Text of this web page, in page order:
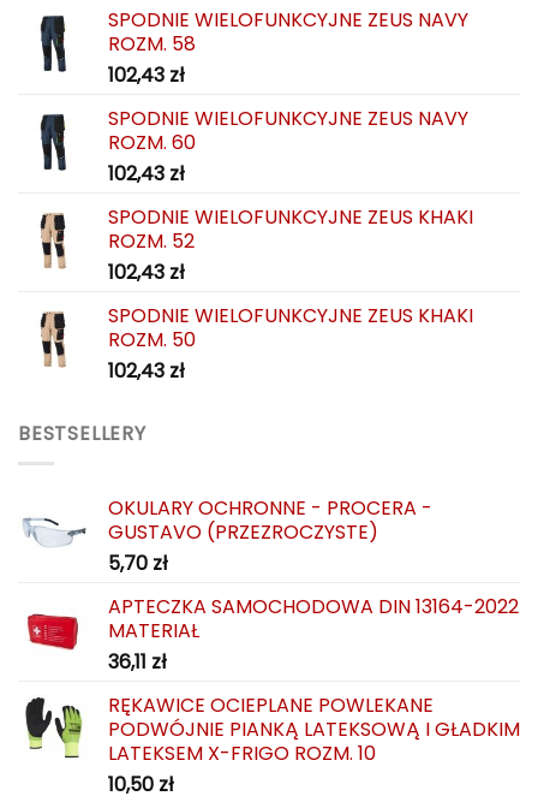
stronie
produktu
stronie
SPODNIE WIELOFUNKCYJNE ZEUS NAVY
ROZM. 58
102,43 zł
SPODNIE WIELOFUNKCYJNE ZEUS NAVY
ROZM. 60
102,43 zł
SPODNIE WIELOFUNKCYJNE ZEUS KHAKI
ROZM. 52
102,43 zł
SPODNIE WIELOFUNKCYJNE ZEUS KHAKI
ROZM. 50
102,43 zł
BESTSELLERY
OKULARY OCHRONNE - PROCERA -
GUSTAVO (PRZEZROCZYSTE)
5,70 zł
APTECZKA SAMOCHODOWA DIN 13164-2022
MATERIAŁ
36,11 zł
RĘKAWICE OCIEPLANE POWLEKANE
PODWÓJNIE PIANKĄ LATEKSOWĄ I GŁADKIM
LATEKSEM X-FRIGO ROZM. 10
10,50 zł